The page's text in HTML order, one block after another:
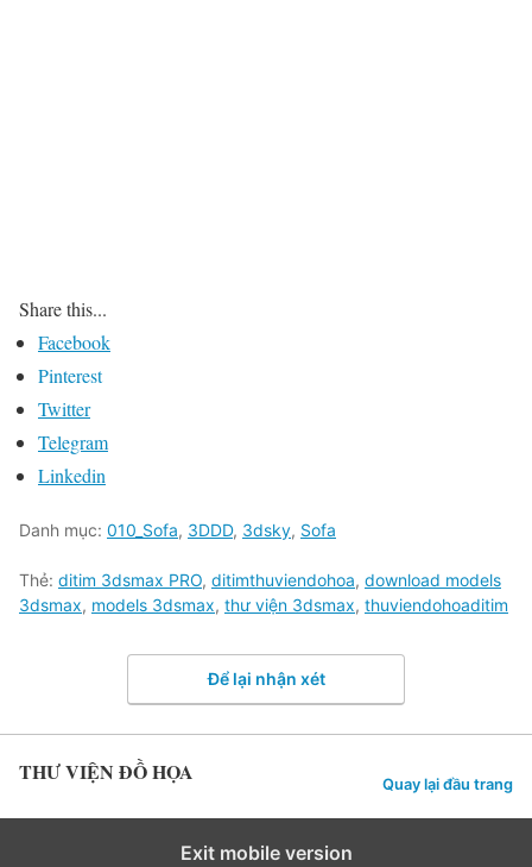
Share this...
Facebook
Pinterest
Twitter
Telegram
Linkedin
Danh mục: 010_Sofa, 3DDD, 3dsky, Sofa
Thẻ: ditim 3dsmax PRO, ditimthuviendohoa, download models
3dsmax, models 3dsmax, thư viện 3dsmax, thuviendohoaditim
Để lại nhận xét
THƯ VIỆN ĐỒ HỌA Quay lại đầu trang
Exit mobile version